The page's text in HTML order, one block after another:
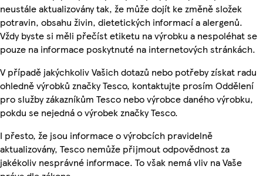
neustále aktualizovány tak, že může dojít ke změně složek
potravin, obsahu živin, dietetických informací a alergenů.
Vždy byste si měli přečíst etiketu na výrobku a nespoléhat se
pouze na informace poskytnuté na internetových stránkách.
V případě jakýchkoliv Vašich dotazů nebo potřeby získat radu
ohledně výrobků značky Tesco, kontaktujte prosím Oddělení
pro služby zákazníkům Tesco nebo výrobce daného výrobku,
pokdu se nejedná o výrobek značky Tesco.
I přesto, že jsou informace o výrobcích pravidelně
aktualizovány, Tesco nemůže přijmout odpovědnost za
jakékoliv nesprávné informace. To však nemá vliv na Vaše